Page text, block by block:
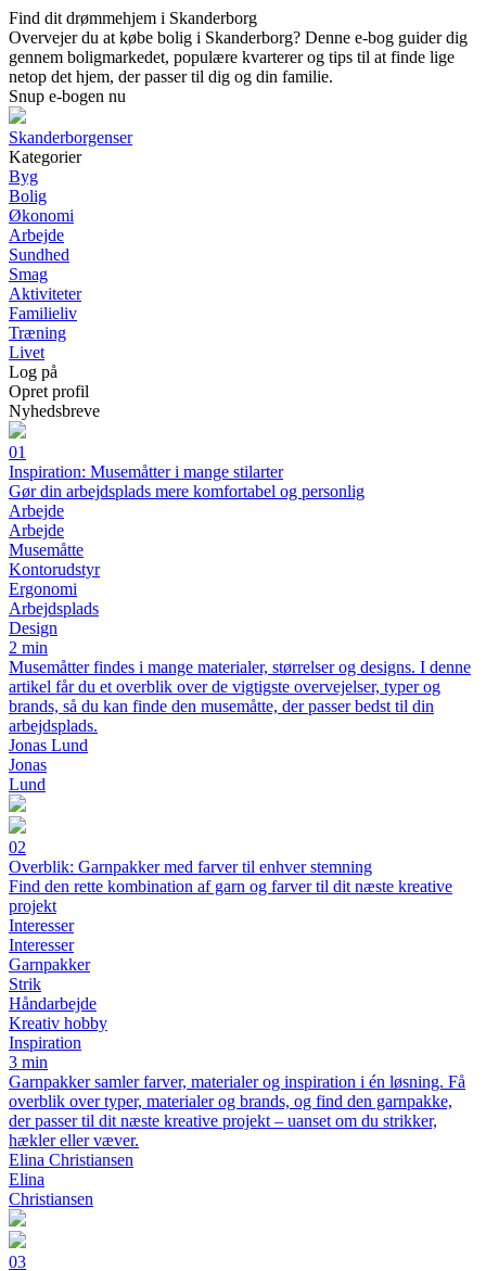
Find dit drømmehjem i Skanderborg
Overvejer du at købe bolig i Skanderborg? Denne e-bog guider dig
gennem boligmarkedet, populære kvarterer og tips til at finde lige
netop det hjem, der passer til dig og din familie.
Snup e-bogen nu
Skanderborgenser
Kategorier
Byg
Bolig
Økonomi
Arbejde
Sundhed
Smag
Aktiviteter
Familieliv
Træning
Livet
Log på
Opret profil
Nyhedsbreve
01
Inspiration: Musemåtter i mange stilarter
Gør din arbejdsplads mere komfortabel og personlig
Arbejde
Arbejde
Musemåtte
Kontorudstyr
Ergonomi
Arbejdsplads
Design
2 min
Musemåtter findes i mange materialer, størrelser og designs. I denne
artikel får du et overblik over de vigtigste overvejelser, typer og
brands, så du kan finde den musemåtte, der passer bedst til din
arbejdsplads.
Jonas Lund
Jonas
Lund
02
Overblik: Garnpakker med farver til enhver stemning
Find den rette kombination af garn og farver til dit næste kreative
projekt
Interesser
Interesser
Garnpakker
Strik
Håndarbejde
Kreativ hobby
Inspiration
3 min
Garnpakker samler farver, materialer og inspiration i én løsning. Få
overblik over typer, materialer og brands, og find den garnpakke,
der passer til dit næste kreative projekt – uanset om du strikker,
hækler eller væver.
Elina Christiansen
Elina
Christiansen
03